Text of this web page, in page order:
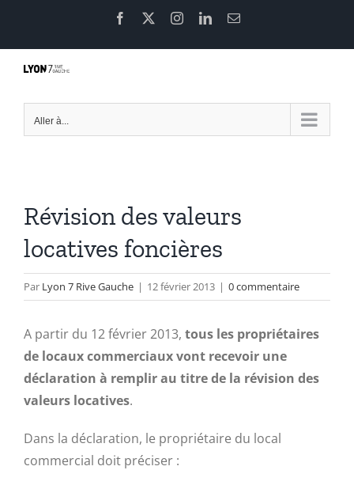
contenu
Facebook InstagramLinkedInEmail
Aller à...
Révision des valeurs
locatives foncières
Par Lyon 7 Rive Gauche | 12 février 2013 | 0 commentaire
A partir du 12 février 2013, tous les propriétaires
de locaux commerciaux vont recevoir une
déclaration à remplir au titre de la révision des
valeurs locatives.
Dans la déclaration, le propriétaire du local
commercial doit préciser :